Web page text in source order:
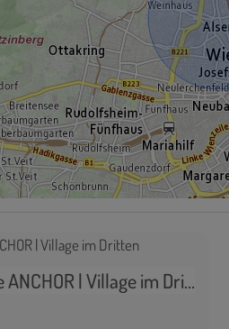
| Bürogebäude ANCHOR | Village im Dritten